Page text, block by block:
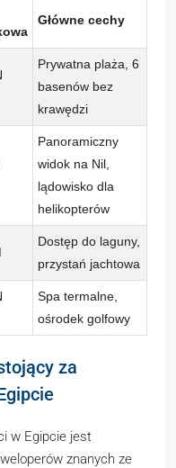
Główne cechy
Prywatna plaża, 6
basenów bez
krawędzi
Panoramiczny
widok na Nil,
lądowisko dla
helikopterów
Dostęp do laguny,
przystań jachtowa
Spa termalne,
ośrodek golfowy
za
w Egipcie jest
znanych ze